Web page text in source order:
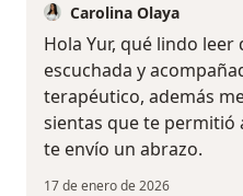
Carolina Olaya
Hola Yur, qué lindo
escuchada y
terapéutico, además
sientas que te permitió
te envío un abrazo.
17 de enero de 2026